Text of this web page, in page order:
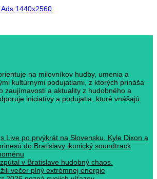
na milovníkov hudby, umenia a
kultúrnymi podujatiami, z ktorých prináša
zaujímavosti a aktuality z hudobného a
iniciatívy a podujatia, ktoré vnášajú
Live po prvýkrát na Slovensku. Kyle Dixon a
do Bratislavy ikonický soundtrack
v Bratislave hudobný chaos.
večer plný extrémnej energie